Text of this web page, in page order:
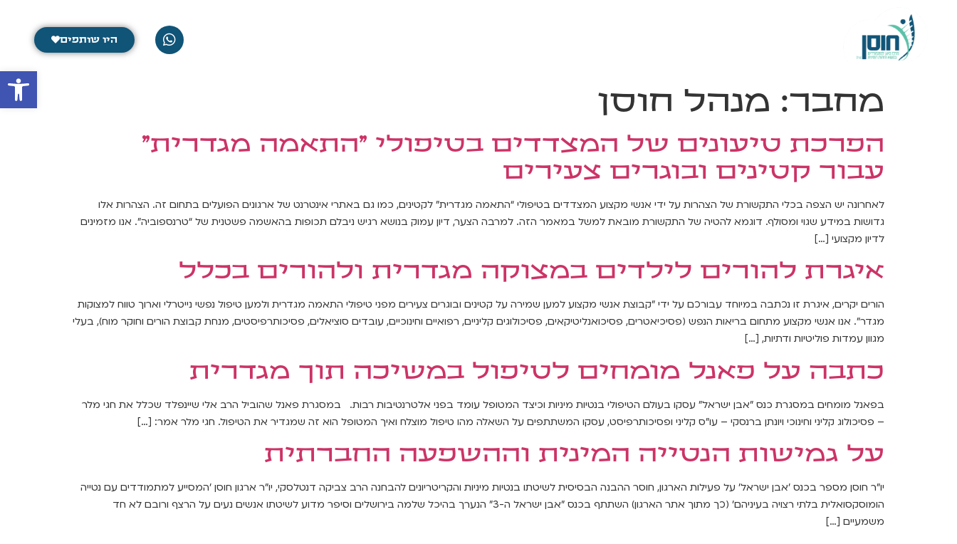
היו שותפים
מחבר: מנהל חוסן
הפרכת טיעונים של המצדדים בטיפולי "התאמה מגדרית"
עבור קטינים ובוגרים צעירים
לאחרונה יש הצפה בכלי התקשורת של הצהרות על ידי אנשי מקצוע המצדדים בטיפולי “התאמה מגדרית” לקטינים, כמו גם באתרי אינטרנט של ארגונים הפועלים בתחום זה. הצהרות אלו
גדושות במידע שגוי ומסולף. דוגמא להטיה של התקשורת מובאת למשל במאמר הזה. למרבה הצער, דיון עמוק בנושא רגיש ניבלם תכופות בהאשמה פשטנית של “טרנספוביה”. אנו מזמינים
לדיון מקצועי […]
איגרת להורים לילדים במצוקה מגדרית ולהורים בכלל
הורים יקרים, איגרת זו נכתבה במיוחד עבורכם על ידי "קבוצת אנשי מקצוע למען שמירה על קטינים ובוגרים צעירים מפני טיפולי התאמה מגדרית ולמען טיפול נפשי נייטרלי וארוך טווח למצוקות
מגדר". אנו אנשי מקצוע מתחום בריאות הנפש (פסיכיאטרים, פסיכואנליטיקאים, פסיכולוגים קליניים, רפואיים וחינוכיים, עובדים סוציאלים, פסיכותרפיסטים, מנחת קבוצת הורים וחוקר מוח), בעלי
מגוון עמדות פוליטיות ודתיות, […]
כתבה על פאנל מומחים לטיפול במשיכה תוך מגדרית
בפאנל מומחים במסגרת כנס "אבן ישראל" עסקו בעולם הטיפולי בנטיות מיניות וכיצד המטופל עומד בפני אלטרנטיבות רבות. במסגרת פאנל שהוביל הרב אלי שיינפלד שכלל את חגי מלר
– פסיכולוג קליני וחינוכי ויונתן ברנסקי – עו"ס קליני ופסיכותרפיסט, עסקו המשתתפים על השאלה מהו טיפול מוצלח ואיך המטופל הוא זה שמגדיר את הטיפול. חגי מלר אמר: […]
על גמישות הנטייה המינית וההשפעה החברתית
יו״ר חוסן מספר בכנס ׳אבן ישראל׳ על פעילות הארגון, חוסר ההבנה הבסיסית לשיטתו בנטיות מיניות והקריטריונים להבחנה הרב צביקה דנטלסקי, יו"ר ארגון חוסן ׳המסייע למתמודדים עם נטייה
הומוסקסואלית בלתי רצויה בעיניהם׳ (כך מתוך אתר הארגון) השתתף בכנס "אבן ישראל ה-3" הנערך בהיכל שלמה בירושלים וסיפר מדוע לשיטתו אנשים נעים על הרצף ורובם לא חד
משמעיים […]
פתח